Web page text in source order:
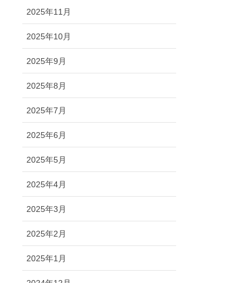
2025年11月
2025年10月
2025年9月
2025年8月
2025年7月
2025年6月
2025年5月
2025年4月
2025年3月
2025年2月
2025年1月